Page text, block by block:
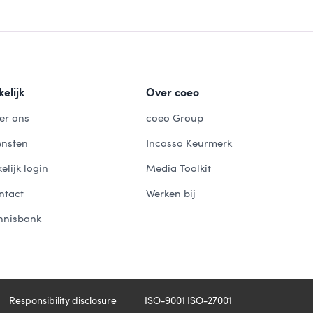
ons
login
Over coeo
coeo Group
Incasso Keurmerk
Media Toolkit
Werken bij
Responsibility disclosure ISO-9001 ISO-27001